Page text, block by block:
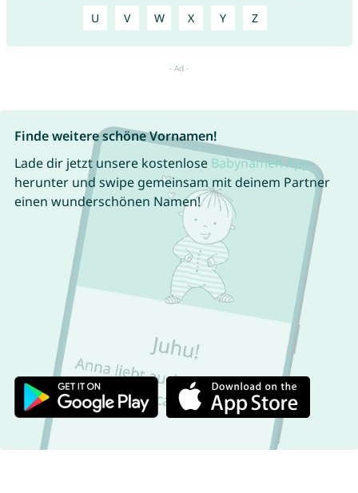
U V W X Y Z
Finde weitere schöne Vornamen!
Lade dir jetzt unsere kostenlose Babynamen App
herunter und swipe gemeinsam mit deinem Partner
einen wunderschönen Namen!